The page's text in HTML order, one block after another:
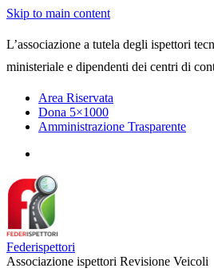
Skip to main content
L’associazione a tutela degli ispettori
ministeriale e dipendenti dei centri di
Area Riservata
Dona 5×1000
Amministrazione Trasparente
Federispettori
Associazione ispettori Revisione Veicoli